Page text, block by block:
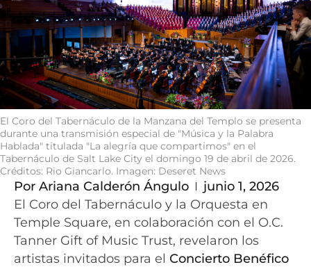
El Coro del Tabernáculo de la Manzana del Templo se presenta
durante una transmisión especial de "Música y la Palabra
Hablada" titulada "La alegría que compartimos" en el
Tabernáculo de Salt Lake City el domingo 19 de abril de 2026.
Créditos: Rio Giancarlo. Imagen: Deseret News
Por Ariana Calderón Ángulo
junio 1, 2026
El Coro del Tabernáculo y la Orquesta en
Temple Square, en colaboración con el O.C.
Tanner Gift of Music Trust, revelaron los
artistas invitados para el Concierto Benéfico